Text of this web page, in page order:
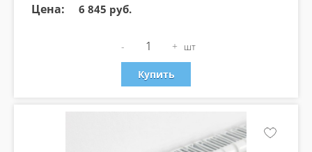
Цена:
6 845 руб.
- + шт
Купить